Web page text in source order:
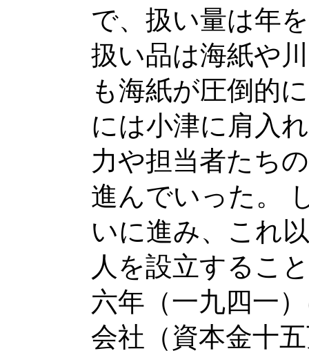
で、扱い量は年
扱い品は海紙や
も海紙が圧倒的
には小津に肩入
力や担当者たち
進んでいった。
いに進み、これ
人を設立するこ
六年（一九四一
会社（資本金十